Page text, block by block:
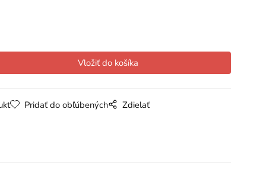
Pridať do obľúbených Zdielať